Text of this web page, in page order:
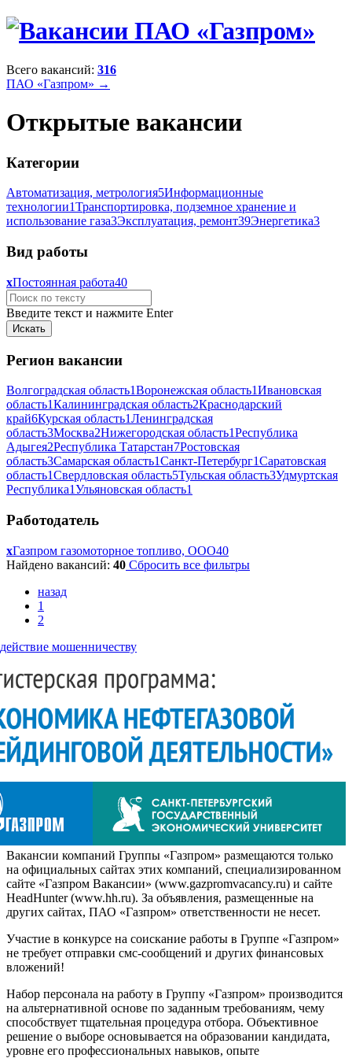
Всего вакансий: 316
ПАО «Газпром» →
Открытые вакансии
Категории
Автоматизация, метрология5Информационные
технологии1Транспортировка, подземное хранение и
использование газа3Эксплуатация, ремонт39Энергетика3
Вид работы
xПостоянная работа40
Введите текст и нажмите Enter
Регион вакансии
Волгоградская область1Воронежская область1Ивановская
область1Калининградская область2Краснодарский
край6Курская область1Ленинградская
область3Москва2Нижегородская область1Республика
Адыгея2Республика Татарстан7Ростовская
область3Самарская область1Санкт-Петербург1Саратовская
область1Свердловская область5Тульская область3Удмуртская
Республика1Ульяновская область1
Работодатель
xГазпром газомоторное топливо, ООО40
Найдено вакансий: 40 Сбросить все фильтры
назад
1
2
мошенничеству
Вакансии компаний Группы «Газпром» размещаются только
на официальных сайтах этих компаний, специализированном
сайте «Газпром Вакансии» (www.gazpromvacancy.ru) и сайте
HeadHunter (www.hh.ru). За объявления, размещенные на
других сайтах, ПАО «Газпром» ответственности не несет.
Участие в конкурсе на соискание работы в Группе «Газпром»
не требует отправки смс-сообщений и других финансовых
вложений!
Набор персонала на работу в Группу «Газпром» производится
на альтернативной основе по заданным требованиям, чему
способствует тщательная процедура отбора. Объективное
решение о выборе основывается на образовании кандидата,
уровне его профессиональных навыков, опыте